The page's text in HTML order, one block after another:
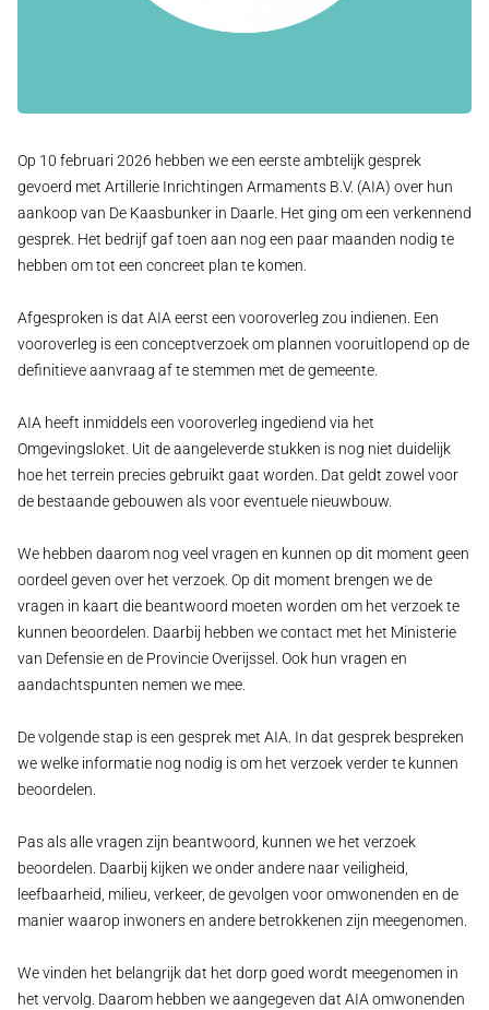
Op 10 februari 2026 hebben we een eerste ambtelijk gesprek
gevoerd met Artillerie Inrichtingen Armaments B.V. (AIA) over hun
aankoop van De Kaasbunker in Daarle. Het ging om een verkennend
gesprek. Het bedrijf gaf toen aan nog een paar maanden nodig te
hebben om tot een concreet plan te komen.
Afgesproken is dat AIA eerst een vooroverleg zou indienen. Een
vooroverleg is een conceptverzoek om plannen vooruitlopend op de
definitieve aanvraag af te stemmen met de gemeente.
AIA heeft inmiddels een vooroverleg ingediend via het
Omgevingsloket. Uit de aangeleverde stukken is nog niet duidelijk
hoe het terrein precies gebruikt gaat worden. Dat geldt zowel voor
de bestaande gebouwen als voor eventuele nieuwbouw.
We hebben daarom nog veel vragen en kunnen op dit moment geen
oordeel geven over het verzoek. Op dit moment brengen we de
vragen in kaart die beantwoord moeten worden om het verzoek te
kunnen beoordelen. Daarbij hebben we contact met het Ministerie
van Defensie en de Provincie Overijssel. Ook hun vragen en
aandachtspunten nemen we mee.
De volgende stap is een gesprek met AIA. In dat gesprek bespreken
we welke informatie nog nodig is om het verzoek verder te kunnen
beoordelen.
Pas als alle vragen zijn beantwoord, kunnen we het verzoek
beoordelen. Daarbij kijken we onder andere naar veiligheid,
leefbaarheid, milieu, verkeer, de gevolgen voor omwonenden en de
manier waarop inwoners en andere betrokkenen zijn meegenomen.
We vinden het belangrijk dat het dorp goed wordt meegenomen in
het vervolg. Daarom hebben we aangegeven dat AIA omwonenden